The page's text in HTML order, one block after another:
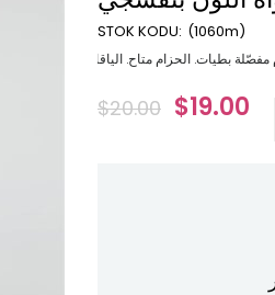
(1060m)
$20.00 $19.00